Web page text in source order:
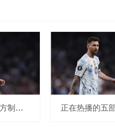
狂言没资产? 中方制裁断其家族生路, 菲防